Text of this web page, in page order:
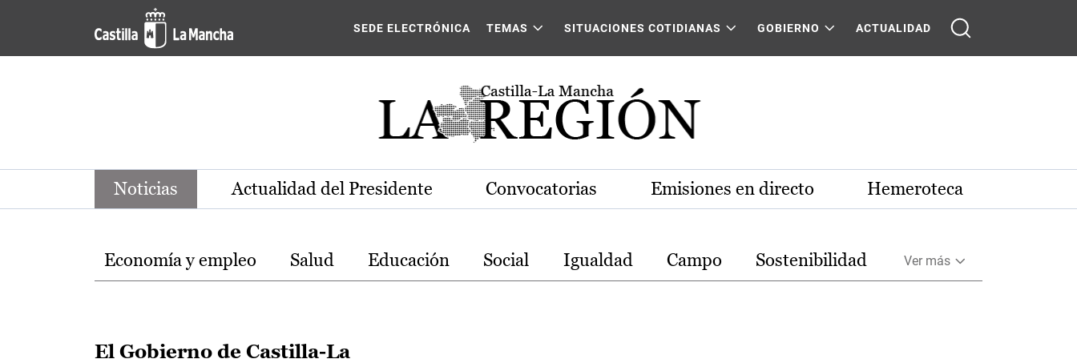
Pasar al contenido principal
Noticias de la región de Castilla-La Mancha
SEDE ELECTRÓNICA TEMAS SITUACIONES COTIDIANAS GOBIERNO ACTUALIDAD
Noticias Actualidad del Presidente Convocatorias Emisiones en directo Hemeroteca
Temas
Economía y empleo Salud Educación Social Igualdad Campo Sostenibilidad Ver más
El Gobierno de Castilla-La